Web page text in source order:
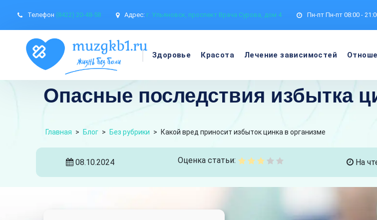
Телефон (8422) 20-48-58 Адрес: г. Ульяновск, проспект Врача Сурова, дом 4 Пн-пт Пн-пт 08:00 -
Здоровье Красота Лечение зависимостей
Опасные последствия избытка
Главная > Блог > Без рубрики > Какой вред приносит избыток цинка в организме
08.10.2024 Оценка статьи: На